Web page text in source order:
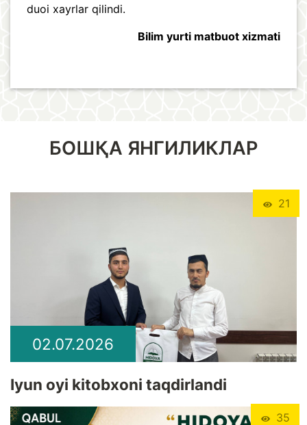
duoi xayrlar qilindi.
Bilim yurti matbuot xizmati
БОШҚА ЯНГИЛИКЛАР
21
02.07.2026
Iyun oyi kitobxoni taqdirlandi
35